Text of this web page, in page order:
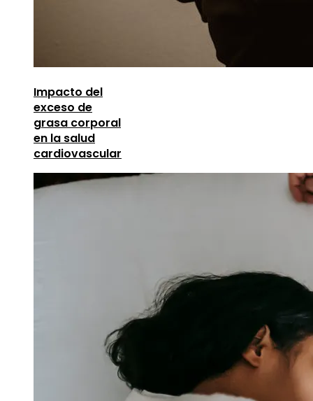
Impacto del
exceso de
grasa corporal
en la salud
cardiovascular